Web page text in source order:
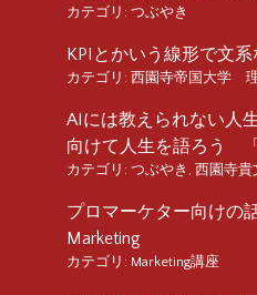
カテゴリ: つぶやき
KPIとかいう線形で文系
カテゴリ: 西園寺帝国大学
AIには教えられない人
向けて人生を語ろう 「
カテゴリ: つぶやき , 西園寺貴
プロマーケター向けの
Marketing
カテゴリ: Marketing講座